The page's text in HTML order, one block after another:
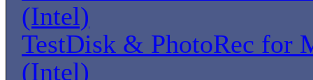
(Intel)
TestDisk & PhotoRec for
(Intel)